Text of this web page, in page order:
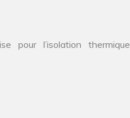
pour l’isolation thermique